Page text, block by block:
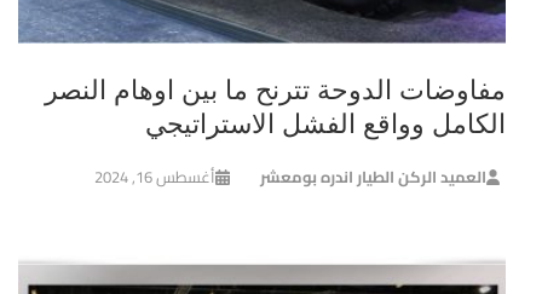
مفاوضات الدوحة تترنح ما بين اوهام النصر
الكامل وواقع الفشل الاستراتيجي
العميد الركن الطيار اندره بومعشر أغسطس 16, 2024